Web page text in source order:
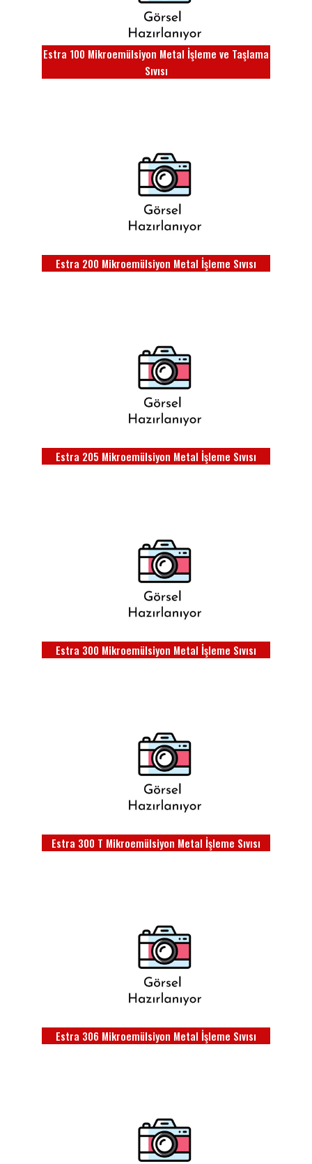
Estra 100 Mikroemülsiyon Metal İşleme ve Taşlama
Sıvısı
Estra 200 Mikroemülsiyon Metal İşleme Sıvısı
Estra 205 Mikroemülsiyon Metal İşleme Sıvısı
Estra 300 Mikroemülsiyon Metal İşleme Sıvısı
Estra 300 T Mikroemülsiyon Metal İşleme Sıvısı
Estra 306 Mikroemülsiyon Metal İşleme Sıvısı